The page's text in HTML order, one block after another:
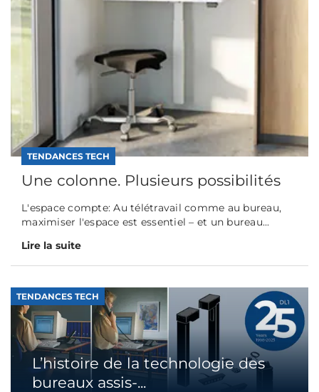
TENDANCES TECH
Une colonne. Plusieurs possibilités
L'espace compte: Au télétravail comme au bureau,
maximiser l'espace est essentiel – et un bureau...
Lire la suite
TENDANCES TECH
L’histoire de la technologie des
bureaux assis-...